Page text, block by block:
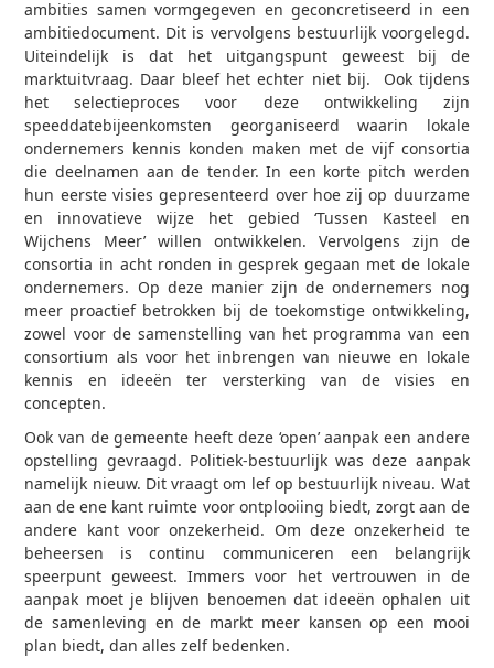
ambities samen vormgegeven en geconcretiseerd in een
ambitiedocument. Dit is vervolgens bestuurlijk voorgelegd.
Uiteindelijk is dat het uitgangspunt geweest bij de
marktuitvraag. Daar bleef het echter niet bij. Ook tijdens
het selectieproces voor deze ontwikkeling zijn
speeddatebijeenkomsten georganiseerd waarin lokale
ondernemers kennis konden maken met de vijf consortia
die deelnamen aan de tender. In een korte pitch werden
hun eerste visies gepresenteerd over hoe zij op duurzame
en innovatieve wijze het gebied ‘Tussen Kasteel en
Wijchens Meer’ willen ontwikkelen. Vervolgens zijn de
consortia in acht ronden in gesprek gegaan met de lokale
ondernemers. Op deze manier zijn de ondernemers nog
meer proactief betrokken bij de toekomstige ontwikkeling,
zowel voor de samenstelling van het programma van een
consortium als voor het inbrengen van nieuwe en lokale
kennis en ideeën ter versterking van de visies en
concepten.
Ook van de gemeente heeft deze ‘open’ aanpak een andere
opstelling gevraagd. Politiek-bestuurlijk was deze aanpak
namelijk nieuw. Dit vraagt om lef op bestuurlijk niveau. Wat
aan de ene kant ruimte voor ontplooiing biedt, zorgt aan de
andere kant voor onzekerheid. Om deze onzekerheid te
beheersen is continu communiceren een belangrijk
speerpunt geweest. Immers voor het vertrouwen in de
aanpak moet je blijven benoemen dat ideeën ophalen uit
de samenleving en de markt meer kansen op een mooi
plan biedt, dan alles zelf bedenken.